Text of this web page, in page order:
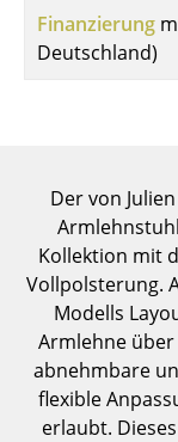
Servierwagen
Einzelteile
... alle Tische
Aufbewahren
Regale &
Finanzierung
Deutschland)
Der von
Kollektion mit
Vollpolsterung.
Modells
Armlehne
abnehmbare
flexible
erlaubt.